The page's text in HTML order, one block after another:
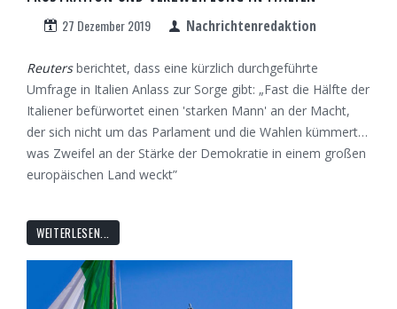
27 Dezember 2019 Nachrichtenredaktion
Reutersberichtet, dass eine kürzlich durchgeführte
Umfrage in Italien Anlass zur Sorge gibt: „Fast die Hälfte der
Italiener befürwortet einen 'starken Mann' an der Macht,
der sich nicht um das Parlament und die Wahlen kümmert…
was Zweifel an der Stärke der Demokratie in einem großen
europäischen Land weckt”
WEITERLESEN...